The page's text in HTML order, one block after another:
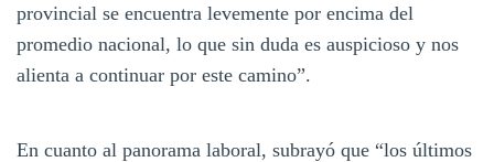
provincial se encuentra levemente por encima del
promedio nacional, lo que sin duda es auspicioso y nos
alienta a continuar por este camino”.
En cuanto al panorama laboral, subrayó que “los últimos